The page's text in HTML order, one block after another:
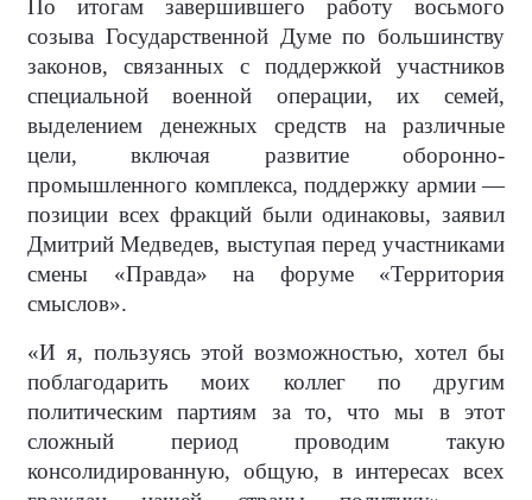
По итогам завершившего работу восьмого
созыва Государственной Думе по большинству
законов, связанных с поддержкой участников
специальной военной операции, их семей,
выделением денежных средств на различные
цели, включая развитие оборонно-
промышленного комплекса, поддержку армии —
позиции всех фракций были одинаковы, заявил
Дмитрий Медведев, выступая перед участниками
смены «Правда» на форуме «Территория
смыслов».
«И я, пользуясь этой возможностью, хотел бы
поблагодарить моих коллег по другим
политическим партиям за то, что мы в этот
сложный период проводим такую
консолидированную, общую, в интересах всех